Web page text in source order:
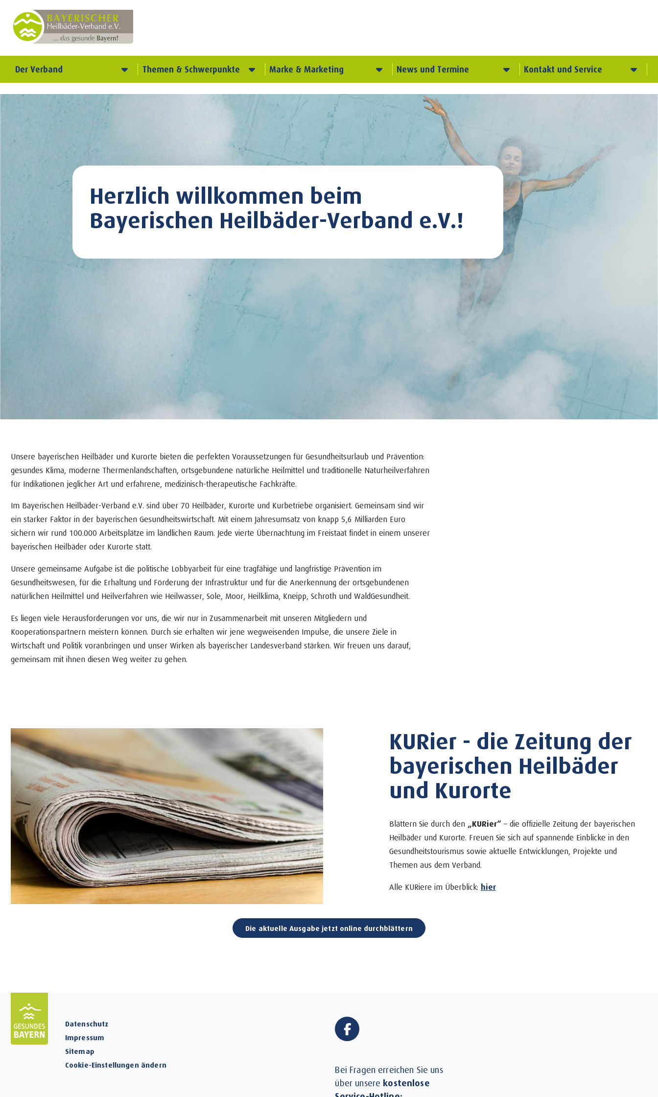
Der Verband Themen & Schwerpunkte Marke & Marketing News und Termine Kontakt und Service
Herzlich willkommen beim
Bayerischen Heilbäder-Verband e.V.!
Unsere bayerischen Heilbäder und Kurorte bieten die perfekten Voraussetzungen für Gesundheitsurlaub und Prävention:
gesundes Klima, moderne Thermenlandschaften, ortsgebundene natürliche Heilmittel und traditionelle Naturheilverfahren
für Indikationen jeglicher Art und erfahrene, medizinisch-therapeutische Fachkräfte.
Im Bayerischen Heilbäder-Verband e.V. sind über 70 Heilbäder, Kurorte und Kurbetriebe organisiert. Gemeinsam sind wir
ein starker Faktor in der bayerischen Gesundheitswirtschaft. Mit einem Jahresumsatz von knapp 5,6 Milliarden Euro
sichern wir rund 100.000 Arbeitsplätze im ländlichen Raum. Jede vierte Übernachtung im Freistaat findet in einem unserer
bayerischen Heilbäder oder Kurorte statt.
Unsere gemeinsame Aufgabe ist die politische Lobbyarbeit für eine tragfähige und langfristige Prävention im
Gesundheitswesen, für die Erhaltung und Förderung der Infrastruktur und für die Anerkennung der ortsgebundenen
natürlichen Heilmittel und Heilverfahren wie Heilwasser, Sole, Moor, Heilklima, Kneipp, Schroth und WaldGesundheit.
Es liegen viele Herausforderungen vor uns, die wir nur in Zusammenarbeit mit unseren Mitgliedern und
Kooperationspartnern meistern können. Durch sie erhalten wir jene wegweisenden Impulse, die unsere Ziele in
Wirtschaft und Politik voranbringen und unser Wirken als bayerischer Landesverband stärken. Wir freuen uns darauf,
gemeinsam mit ihnen diesen Weg weiter zu gehen.
KURier - die Zeitung der
bayerischen Heilbäder
und Kurorte
Blättern Sie durch den „KURier“ – die offizielle Zeitung der bayerischen
Heilbäder und Kurorte. Freuen Sie sich auf spannende Einblicke in den
Gesundheitstourismus sowie aktuelle Entwicklungen, Projekte und
Themen aus dem Verband.
Alle KURiere im Überblick: hier
Die aktuelle Ausgabe jetzt online durchblättern
Datenschutz
Impressum
Sitemap
Cookie-Einstellungen ändern
Bei Fragen erreichen Sie uns
über unsere kostenlose